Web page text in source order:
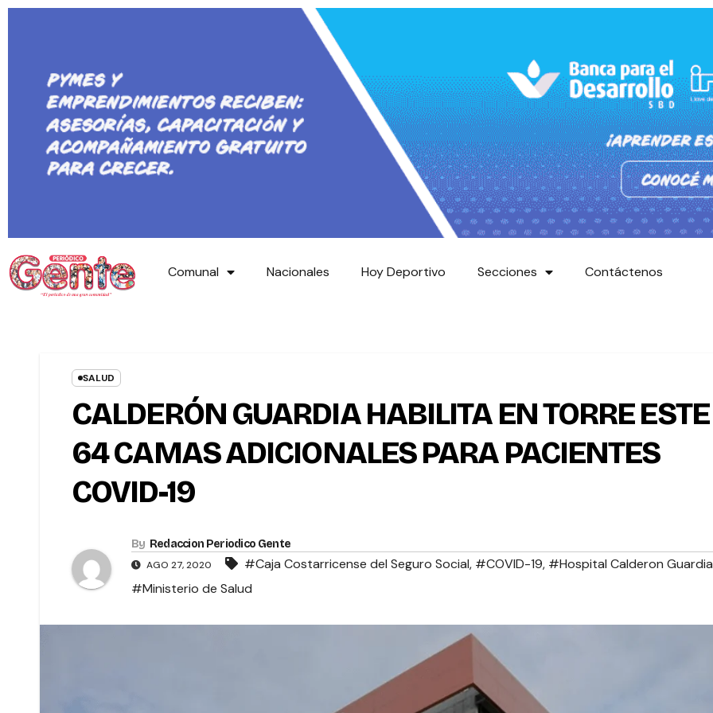
Comunal Nacionales Hoy Deportivo Secciones Contáctenos
SALUD
CALDERÓN GUARDIA HABILITA EN TORRE ESTE
64 CAMAS ADICIONALES PARA PACIENTES
COVID-19
By Redaccion Periodico Gente
AGO 27, 2020 #Caja Costarricense del Seguro Social, #COVID-19, #Hospital Calderon Guardia
#Ministerio de Salud